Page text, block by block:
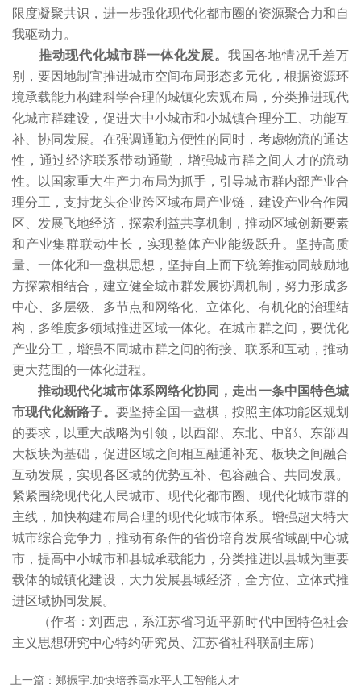
限度凝聚共识，进一步强化现代化都市圈的资源聚合力和自
我驱动力。
推动现代化城市群一体化发展。 我国各地情况千差万
别，要因地制宜推进城市空间布局形态多元化，根据资源环
境承载能力构建科学合理的城镇化宏观布局，分类推进现代
化城市群建设，促进大中小城市和小城镇合理分工、功能互
补、协同发展。在强调通勤方便性的同时，考虑物流的通达
性，通过经济联系带动通勤，增强城市群之间人才的流动
性。以国家重大生产力布局为抓手，引导城市群内部产业合
理分工，支持龙头企业跨区域布局产业链，建设产业合作园
区、发展飞地经济，探索利益共享机制，推动区域创新要素
和产业集群联动生长，实现整体产业能级跃升。坚持高质
量、一体化和一盘棋思想，坚持自上而下统筹推动同鼓励地
方探索相结合，建立健全城市群发展协调机制，努力形成多
中心、多层级、多节点和网络化、立体化、有机化的治理结
构，多维度多领域推进区域一体化。在城市群之间，要优化
产业分工，增强不同城市群之间的衔接、联系和互动，推动
更大范围的一体化进程。
推动现代化城市体系网络化协同，走出一条中国特色城
市现代化新路子。 要坚持全国一盘棋，按照主体功能区规划
的要求，以重大战略为引领，以西部、东北、中部、东部四
大板块为基础，促进区域之间相互融通补充、板块之间融合
互动发展，实现各区域的优势互补、包容融合、共同发展。
紧紧围绕现代化人民城市、现代化都市圈、现代化城市群的
主线，加快构建布局合理的现代化城市体系。增强超大特大
城市综合竞争力，推动有条件的省份培育发展省域副中心城
市，提高中小城市和县城承载能力，分类推进以县城为重要
载体的城镇化建设，大力发展县域经济，全方位、立体式推
进区域协同发展。
（作者：刘西忠，系江苏省习近平新时代中国特色社会
主义思想研究中心特约研究员、江苏省社科联副主席）
上一篇：郑振宇:加快培养高水平人工智能人才